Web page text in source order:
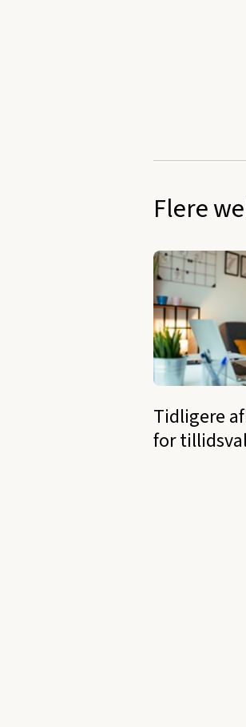
Flere
Tidligere
for